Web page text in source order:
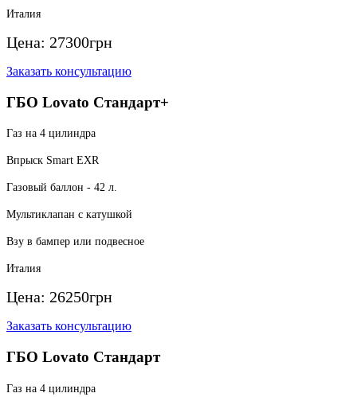
Италия
Цена: 27300грн
Заказать консультацию
ГБО Lovato Стандарт+
Газ на 4 цилиндра
Впрыск Smart EXR
Газовый баллон - 42 л.
Мультиклапан с катушкой
Взу в бампер или подвесное
Италия
Цена: 26250грн
Заказать консультацию
ГБО Lovato Стандарт
Газ на 4 цилиндра